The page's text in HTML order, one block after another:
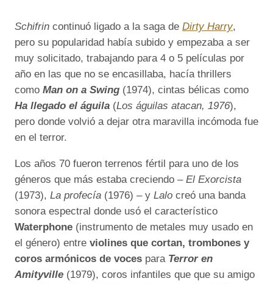
Schifrin continuó ligado a la saga de Dirty Harry,
pero su popularidad había subido y empezaba a ser
muy solicitado, trabajando para 4 o 5 películas por
año en las que no se encasillaba, hacía thrillers
como Man on a Swing (1974), cintas bélicas como
Ha llegado el águila (Los águilas atacan, 1976),
pero donde volvió a dejar otra maravilla incómoda fue
en el terror.
Los años 70 fueron terrenos fértil para uno de los
géneros que más estaba creciendo – El Exorcista
(1973), La profecía (1976) – y Lalo creó una banda
sonora espectral donde usó el característico
Waterphone (instrumento de metales muy usado en
el género) entre violines que cortan, trombones y
coros armónicos de voces para Terror en
Amityville (1979), coros infantiles que que su amigo